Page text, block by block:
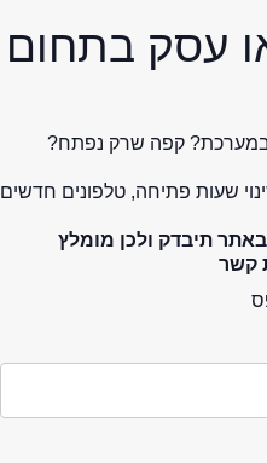
עסק בתחום
קפה שרק נפתח?
שעות פתיחה, טלפונים חדשים
תיבדק ולכן מומלץ
קשר